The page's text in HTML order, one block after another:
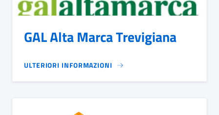
GAL Alta Marca Trevigiana
ULTERIORI INFORMAZIONI